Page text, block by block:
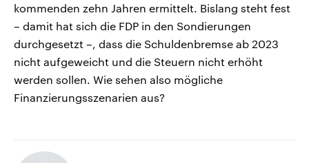
kommenden zehn Jahren ermittelt. Bislang steht fest
– damit hat sich die FDP in den Sondierungen
durchgesetzt –, dass die Schuldenbremse ab 2023
nicht aufgeweicht und die Steuern nicht erhöht
werden sollen. Wie sehen also mögliche
Finanzierungsszenarien aus?